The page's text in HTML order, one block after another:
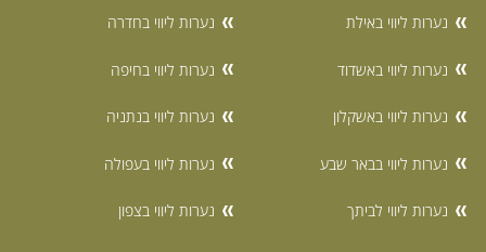
נערות ליווי באילת
נערות ליווי באשדוד
נערות ליווי באשקלון
נערות ליווי בבאר שבע
נערות ליווי לביתך
נערות ליווי בחדרה
נערות ליווי בחיפה
נערות ליווי בנתניה
נערות ליווי בעפולה
נערות ליווי בצפון